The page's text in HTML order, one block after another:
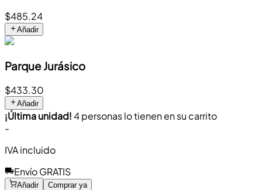
$485.24
Añadir
Parque Jurásico
$433.30
Añadir
¡Última unidad!4 personas lo tienen en su carrito
-
IVA incluido
Envío GRATIS
Añadir Comprar ya